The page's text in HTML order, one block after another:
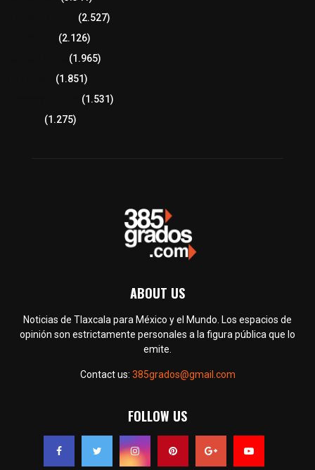
(2.527)
(2.126)
(1.965)
(1.851)
(1.531)
(1.275)
ABOUT US
Noticias de Tlaxcala para México y el Mundo. Los espacios de
opinión son estrictamente personales a la figura pública que lo
emite.
Contact us: 385grados@gmail.com
FOLLOW US